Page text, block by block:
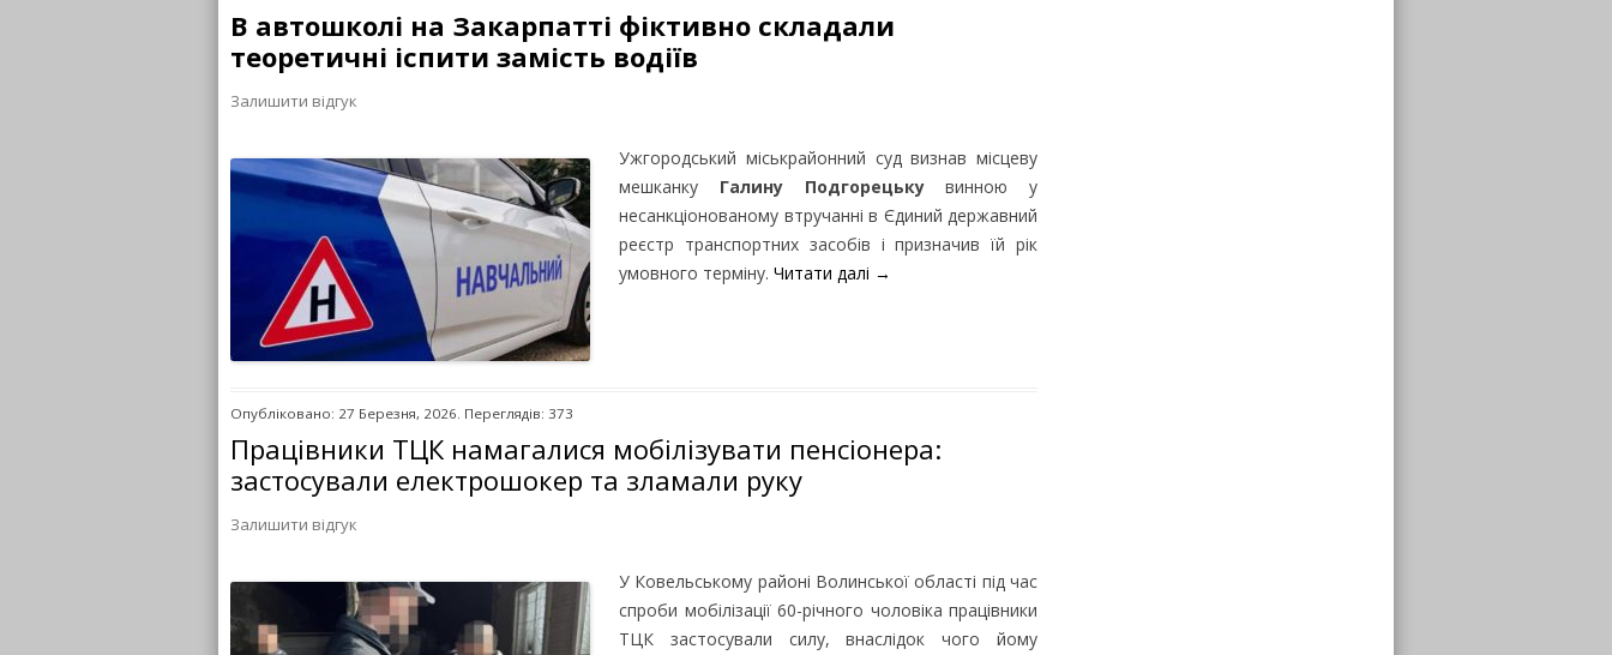
В автошколі на Закарпатті фіктивно складали
теоретичні іспити замість водіїв
Залишити відгук
Ужгородський міськрайонний суд визнав місцеву
мешканку Галину Подгорецькувинною у
несанкціонованому втручанні в Єдиний державний
реєстр транспортних засобів і призначив їй рік
умовного терміну. Читати далі →
Опубліковано: 27 Березня, 2026. Переглядів: 373
Працівники ТЦК намагалися мобілізувати пенсіонера:
застосували електрошокер та зламали руку
Залишити відгук
У Ковельському районі Волинської області під час
спроби мобілізації 60-річного чоловіка працівники
ТЦК застосували силу, внаслідок чого йому